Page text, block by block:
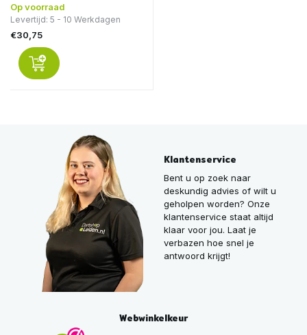
Op voorraad
Levertijd: 5 - 10 Werkdagen
€30,75
Klantenservice
Bent u op zoek naar
deskundig advies of wilt u
geholpen worden? Onze
klantenservice staat altijd
klaar voor jou. Laat je
verbazen hoe snel je
antwoord krijgt!
Webwinkelkeur